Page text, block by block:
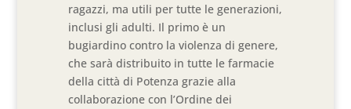
ragazzi, ma utili per tutte le generazioni,
inclusi gli adulti. Il primo è un
bugiardino contro la violenza di genere,
che sarà distribuito in tutte le farmacie
della città di Potenza grazie alla
collaborazione con l’Ordine dei